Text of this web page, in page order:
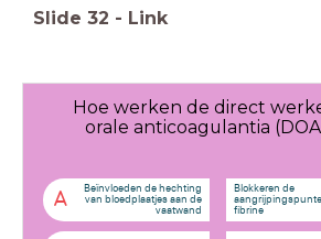
Slide 32 - Link
Hoe werken de direct
orale anticoagulantia
A
Beïnvloeden de hechting
van bloedplaatjes aan de
vaatwand
Blokkeren de
fibrine